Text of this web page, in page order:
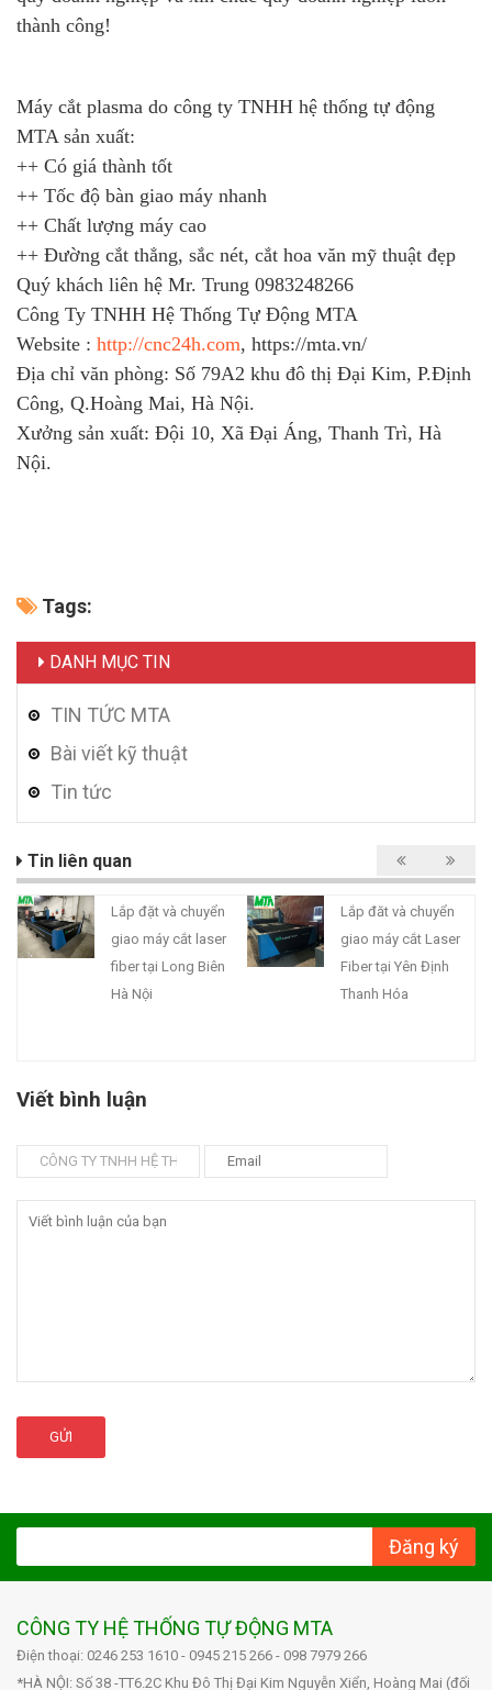
thành công!
Máy cắt plasma do công ty TNHH hệ thống tự động
MTA sản xuất:
++ Có giá thành tốt
++ Tốc độ bàn giao máy nhanh
++ Chất lượng máy cao
++ Đường cắt thẳng, sắc nét, cắt hoa văn mỹ thuật đẹp
Quý khách liên hệ Mr. Trung 0983248266
Công Ty TNHH Hệ Thống Tự Động MTA
Website : http://cnc24h.com, https://mta.vn/
Địa chỉ văn phòng: Số 79A2 khu đô thị Đại Kim, P.Định
Công, Q.Hoàng Mai, Hà Nội.
Xưởng sản xuất: Đội 10, Xã Đại Áng, Thanh Trì, Hà
Nội.
Tags:
DANH MỤC TIN
TIN TỨC MTA
Bài viết kỹ thuật
Tin tức
Tin liên quan
Lắp đặt và chuyển
giao máy cắt laser
fiber tại Long Biên
Hà Nội
Lắp đăt và chuyển
giao máy cắt Laser
Fiber tại Yên Định
Thanh Hóa
Viết bình luận
GỬI
Đăng ký
CÔNG TY HỆ THỐNG TỰ ĐỘNG MTA
Điện thoại: 0246 253 1610 - 0945 215 266 - 098 7979 266
*HÀ NỘI: Số 38 -TT6.2C Khu Đô Thị Đại Kim Nguyễn Xiển, Hoàng Mai (đối